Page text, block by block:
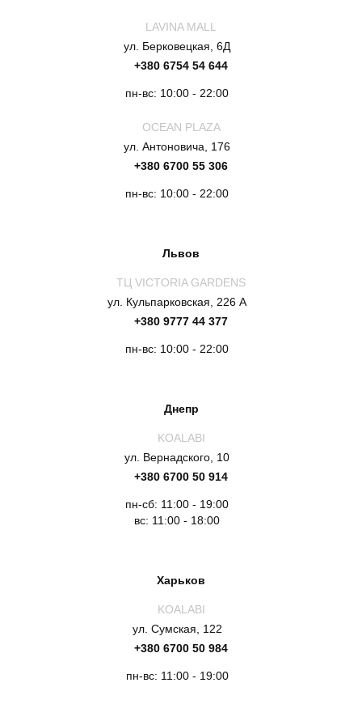
LAVINA MALL
ул. Берковецкая, 6Д
+380 6754 54 644
пн-вс: 10:00 - 22:00
OCEAN PLAZA
ул. Антоновича, 176
+380 6700 55 306
пн-вс: 10:00 - 22:00
Львов
ТЦ VICTORIA GARDENS
ул. Кульпарковская, 226 А
+380 9777 44 377
пн-вс: 10:00 - 22:00
Днепр
KOALABI
ул. Вернадского, 10
+380 6700 50 914
пн-сб: 11:00 - 19:00
вс: 11:00 - 18:00
Харьков
KOALABI
ул. Сумская, 122
+380 6700 50 984
пн-вс: 11:00 - 19:00